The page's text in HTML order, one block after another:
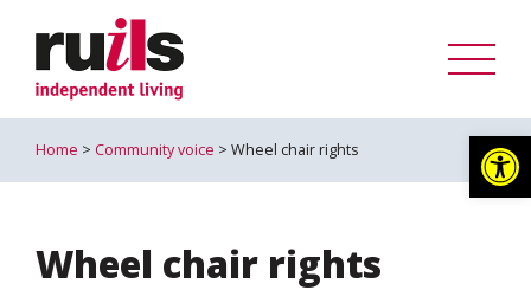
Home > Community voice > Wheel chair rights
Wheel chair rights